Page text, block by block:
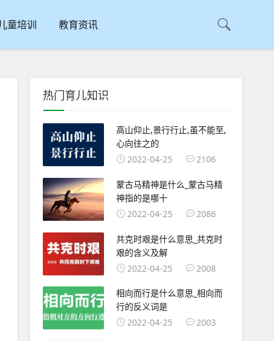
童培训 教育资讯
热门育儿知识
高山仰止,景行行止,虽不能至,
心向往之的
2022-04-25
2106
蒙古马精神是什么_蒙古马精
神指的是哪十
2022-04-25
2086
共克时艰是什么意思_共克时
艰的含义及解
2022-04-25
2008
相向而行是什么意思_相向而
行的反义词是
2022-04-25
2003